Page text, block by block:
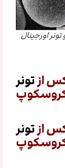
اورجینال
ازتونر
ازتونر